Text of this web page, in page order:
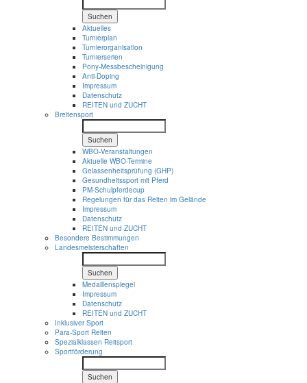
Suchen
Aktuelles
Turnierplan
Turnierorganisation
Turnierserien
Pony-Messbescheinigung
Anti-Doping
Impressum
Datenschutz
REITEN und ZUCHT
Breitensport
Suchen
WBO-Veranstaltungen
Aktuelle WBO-Termine
Gelassenheitsprüfung (GHP)
Gesundheitssport mit Pferd
PM-Schulpferdecup
Regelungen für das Reiten im Gelände
Impressum
Datenschutz
REITEN und ZUCHT
Besondere Bestimmungen
Landesmeisterschaften
Suchen
Medaillenspiegel
Impressum
Datenschutz
REITEN und ZUCHT
Inklusiver Sport
Para-Sport Reiten
Spezialklassen Reitsport
Sportförderung
Suchen